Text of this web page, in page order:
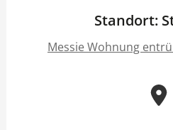
Standort:
Messie Wohnung